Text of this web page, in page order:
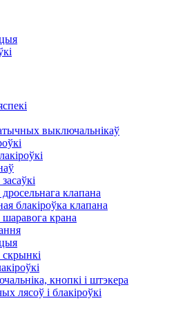
выключальнікаў
клапана
блакіроўка клапана
крана
кнопкі і штэкера
лясоў і блакіроўкі